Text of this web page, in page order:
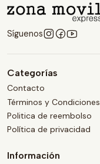
Síguenos
Categorías
Contacto
Términos y Condiciones
Politica de reembolso
Política de privacidad
Información